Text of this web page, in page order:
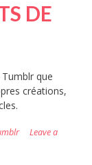
DE
que
créations,
Leave a